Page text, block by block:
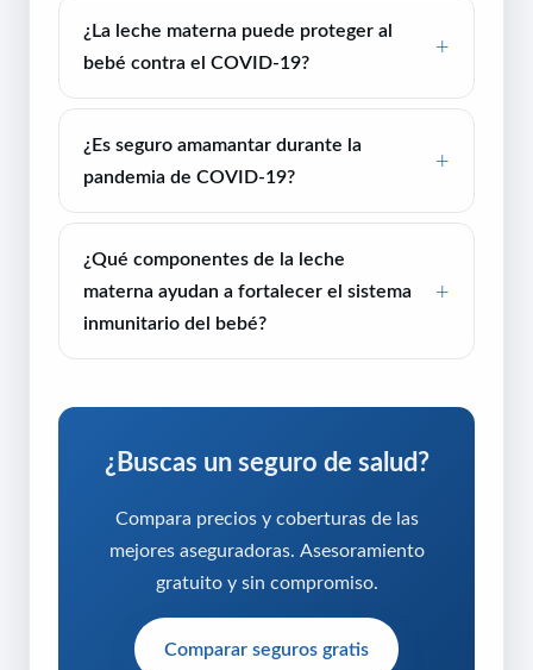
¿La leche materna puede proteger al
bebé contra el COVID-19?
¿Es seguro amamantar durante la
pandemia de COVID-19?
¿Qué componentes de la leche
materna ayudan a fortalecer el sistema
inmunitario del bebé?
¿Buscas un seguro de salud?
Compara precios y coberturas de las
mejores aseguradoras. Asesoramiento
gratuito y sin compromiso.
Comparar seguros gratis